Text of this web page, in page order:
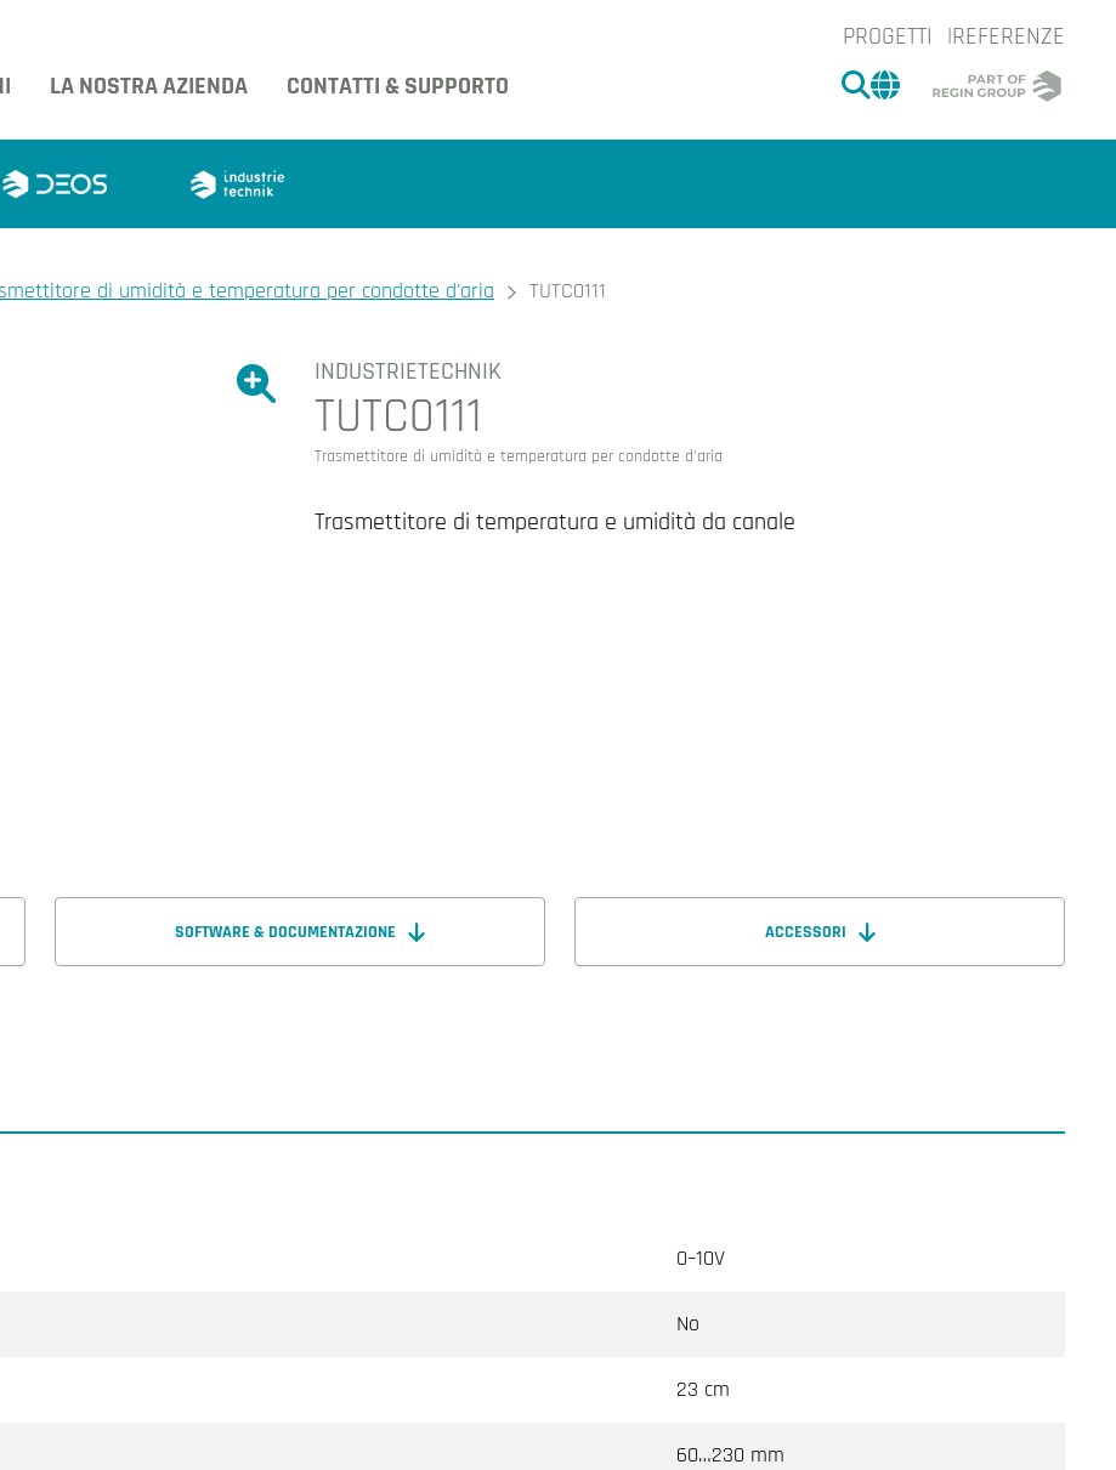
PROGETTI
REFERENZE
LA NOSTRA AZIENDA CONTATTI & SUPPORTO CERCA
CHANGE MARKET
di umidità e temperatura per condotte d'aria TUTC0111
Ingrandire l'immagine.
Ingrandire l'immagine.
INDUSTRIETECHNIK
TUTC0111
Trasmettitore di umidità e temperatura per condotte d'aria
Trasmettitore di temperatura e umidità da canale
SOFTWARE & DOCUMENTAZIONE ACCESSORI
0–10V
No
23 cm
60…230 mm